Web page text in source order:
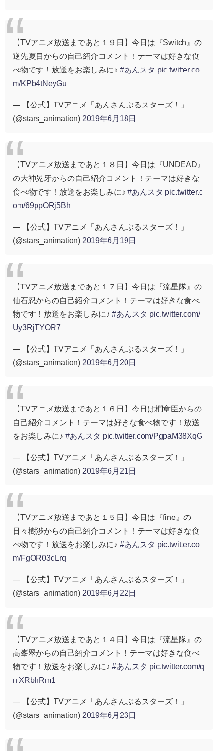
【TVアニメ放送まであと１９日】今日は『Switch』の
逆先夏目からの自己紹介コメント！テーマは好きな食
べ物です！放送をお楽しみに♪ #あんスタ pic.twitter.co
m/KPb4tNeyGu
— 【公式】TVアニメ「あんさんぶるスターズ！」
(@stars_animation) 2019年6月18日
【TVアニメ放送まであと１８日】今日は『UNDEAD』
の大神晃牙からの自己紹介コメント！テーマは好きな
食べ物です！放送をお楽しみに♪ #あんスタ pic.twitter.c
om/69ppORj5Bh
— 【公式】TVアニメ「あんさんぶるスターズ！」
(@stars_animation) 2019年6月19日
【TVアニメ放送まであと１７日】今日は『流星隊』の
仙石忍からの自己紹介コメント！テーマは好きな食べ
物です！放送をお楽しみに♪ #あんスタ pic.twitter.com/
Uy3RjTYOR7
— 【公式】TVアニメ「あんさんぶるスターズ！」
(@stars_animation) 2019年6月20日
【TVアニメ放送まであと１６日】今日は椚章臣からの
自己紹介コメント！テーマは好きな食べ物です！放送
をお楽しみに♪ #あんスタ pic.twitter.com/PgpaM38XqG
— 【公式】TVアニメ「あんさんぶるスターズ！」
(@stars_animation) 2019年6月21日
【TVアニメ放送まであと１５日】今日は『fine』の
日々樹渉からの自己紹介コメント！テーマは好きな食
べ物です！放送をお楽しみに♪ #あんスタ pic.twitter.co
m/FgOR03qLrq
— 【公式】TVアニメ「あんさんぶるスターズ！」
(@stars_animation) 2019年6月22日
【TVアニメ放送まであと１４日】今日は『流星隊』の
高峯翠からの自己紹介コメント！テーマは好きな食べ
物です！放送をお楽しみに♪ #あんスタ pic.twitter.com/q
nlXRbhRm1
— 【公式】TVアニメ「あんさんぶるスターズ！」
(@stars_animation) 2019年6月23日